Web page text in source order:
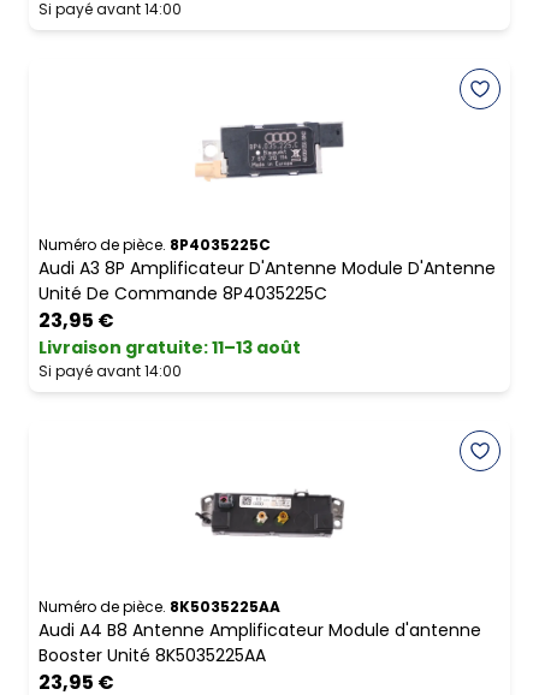
Si payé avant 14:00
Numéro de pièce. 8P4035225C
Audi A3 8P Amplificateur D'Antenne Module D'Antenne
Unité De Commande 8P4035225C
23,95 €
Livraison gratuite:11–13 août
Si payé avant 14:00
Numéro de pièce. 8K5035225AA
Audi A4 B8 Antenne Amplificateur Module d'antenne
Booster Unité 8K5035225AA
23,95 €